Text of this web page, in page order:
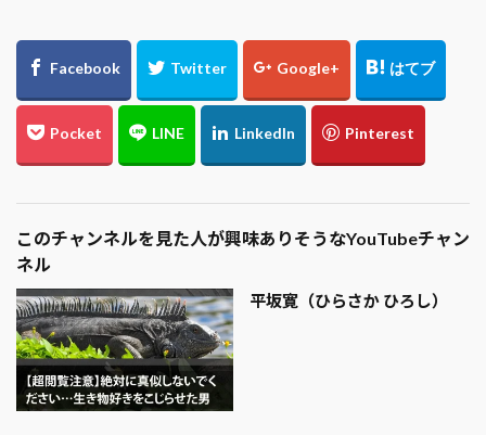
このチャンネルを見た人が興味ありそうなYouTubeチャン
ネル
平坂寛（ひらさか ひろし）